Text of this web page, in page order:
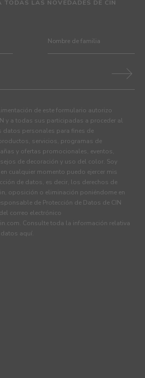
TODAS LAS NOVEDADES DE CIN
de este formulario autorizo
y a todas sus participadas a proceder al
datos personales para fines de
servicios, programas de
y ofertas promocionales, eventos,
de decoración y uso del color. Soy
cualquier momento puedo ejercer mis
de datos, es decir, los derechos de
oposición o eliminación poniéndome en
de Protección de Datos de CIN
correo electrónico
. Consulte toda la información relativa
aquí.